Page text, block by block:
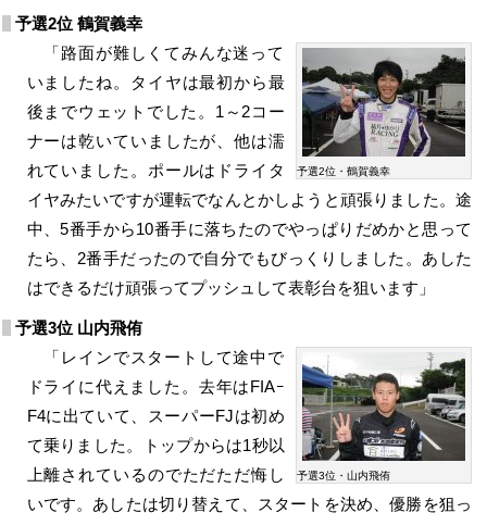
予選2位 鶴賀義幸
予選2位・鶴賀義幸
「路面が難しくてみんな迷って
いましたね。タイヤは最初から最
後までウェットでした。1～2コー
ナーは乾いていましたが、他は濡
れていました。ポールはドライタ
イヤみたいですが運転でなんとかしようと頑張りました。途
中、5番手から10番手に落ちたのでやっぱりだめかと思って
たら、2番手だったので自分でもびっくりしました。あした
はできるだけ頑張ってプッシュして表彰台を狙います」
予選3位 山内飛侑
予選3位・山内飛侑
「レインでスタートして途中で
ドライに代えました。去年はFIAｰ
F4に出ていて、スーパーFJは初め
て乗りました。トップからは1秒以
上離されているのでただただ悔し
いです。あしたは切り替えて、スタートを決め、優勝を狙っ